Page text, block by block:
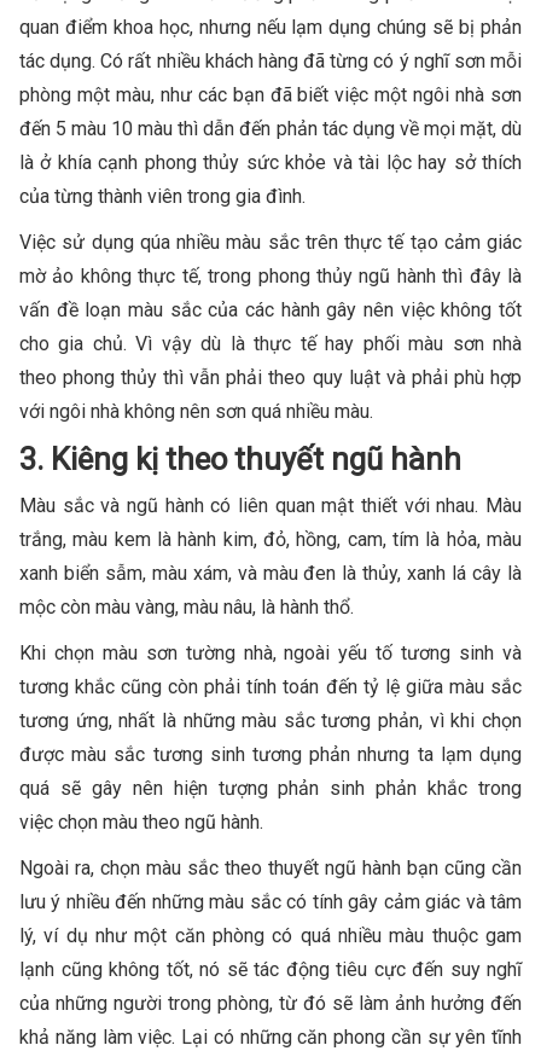
quan điểm khoa học, nhưng nếu lạm dụng chúng sẽ bị phản
tác dụng. Có rất nhiều khách hàng đã từng có ý nghĩ sơn mỗi
phòng một màu, như các bạn đã biết việc một ngôi nhà sơn
đến 5 màu 10 màu thì dẫn đến phản tác dụng về mọi mặt, dù
là ở khía cạnh phong thủy sức khỏe và tài lộc hay sở thích
của từng thành viên trong gia đình.
Việc sử dụng qúa nhiều màu sắc trên thực tế tạo cảm giác
mờ ảo không thực tế, trong phong thủy ngũ hành thì đây là
vấn đề loạn màu sắc của các hành gây nên việc không tốt
cho gia chủ. Vì vậy dù là thực tế hay phối màu sơn nhà
theo phong thủy thì vẫn phải theo quy luật và phải phù hợp
với ngôi nhà không nên sơn quá nhiều màu.
3. Kiêng kị theo thuyết ngũ hành
Màu sắc và ngũ hành có liên quan mật thiết với nhau. Màu
trắng, màu kem là hành kim, đỏ, hồng, cam, tím là hỏa, màu
xanh biển sẫm, màu xám, và màu đen là thủy, xanh lá cây là
mộc còn màu vàng, màu nâu, là hành thổ.
Khi chọn màu sơn tường nhà, ngoài yếu tố tương sinh và
tương khắc cũng còn phải tính toán đến tỷ lệ giữa màu sắc
tương ứng, nhất là những màu sắc tương phản, vì khi chọn
được màu sắc tương sinh tương phản nhưng ta lạm dụng
quá sẽ gây nên hiện tượng phản sinh phản khắc trong
việc chọn màu theo ngũ hành.
Ngoài ra, chọn màu sắc theo thuyết ngũ hành bạn cũng cần
lưu ý nhiều đến những màu sắc có tính gây cảm giác và tâm
lý, ví dụ như một căn phòng có quá nhiều màu thuộc gam
lạnh cũng không tốt, nó sẽ tác động tiêu cực đến suy nghĩ
của những người trong phòng, từ đó sẽ làm ảnh hưởng đến
khả năng làm việc. Lại có những căn phong cần sự yên tĩnh